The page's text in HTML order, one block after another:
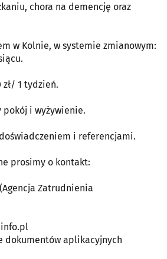
chora na demencję oraz
w Kolnie, w systemie zmianowym:
zł/ 1 tydzień.
i wyżywienie.
i referencjami.
prosimy o kontakt:
Zatrudnienia
dokumentów aplikacyjnych